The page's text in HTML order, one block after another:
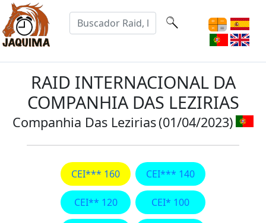
RAID INTERNACIONAL DA
COMPANHIA DAS LEZIRIAS
Companhia Das Lezirias(01/04/2023)
CEI*** 160 CEI*** 140
CEI** 120 CEI* 100